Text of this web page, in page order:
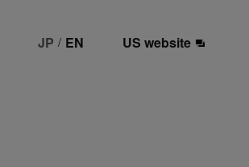
JP / EN US website